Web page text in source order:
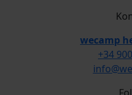
wecamp
+34